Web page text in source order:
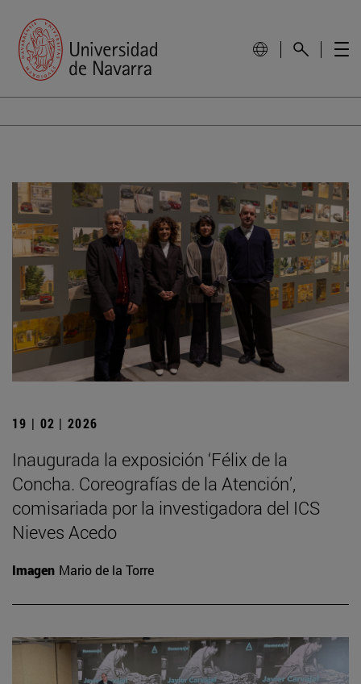
19 | 02 | 2026
Inaugurada la exposición ‘Félix de la
Concha. Coreografías de la Atención’,
comisariada por la investigadora del ICS
Nieves Acedo
Imagen Mario de la Torre